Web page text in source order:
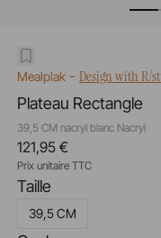
Mealplak- Design with R/
Plateau Rectangle
39,5 CM nacryl blanc Nacryl
Taille
39,5 CM
121,95 €
Prix unitaire TTC